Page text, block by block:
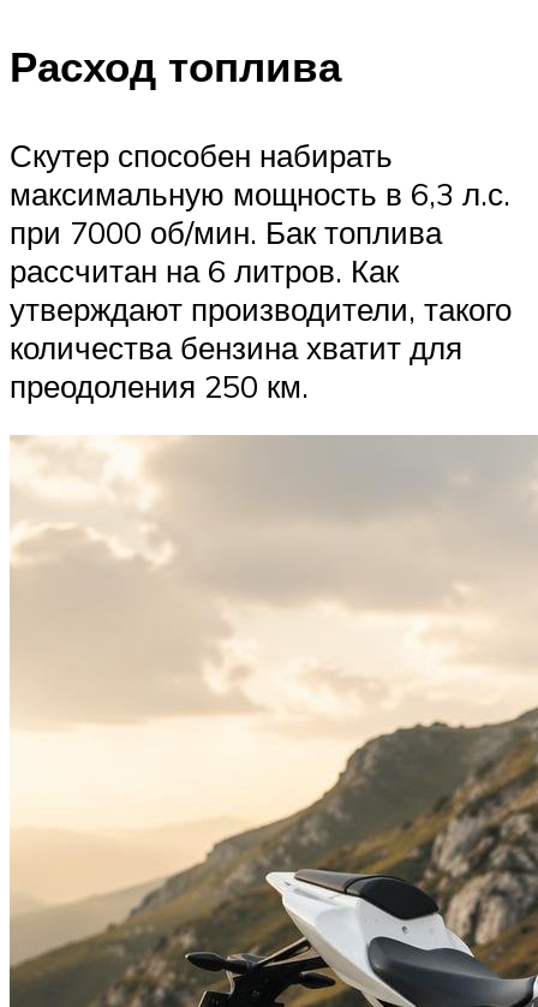
Расход топлива
Скутер способен набирать
максимальную мощность в 6,3 л.с.
при 7000 об/мин. Бак топлива
рассчитан на 6 литров. Как
утверждают производители, такого
количества бензина хватит для
преодоления 250 км.